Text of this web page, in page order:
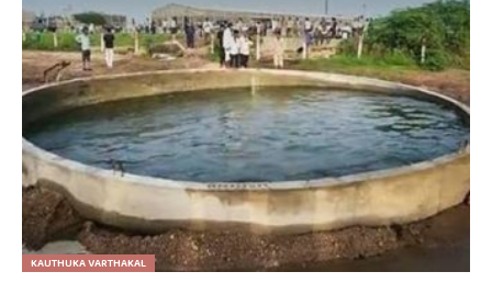
KAUTHUKA VARTHAKAL